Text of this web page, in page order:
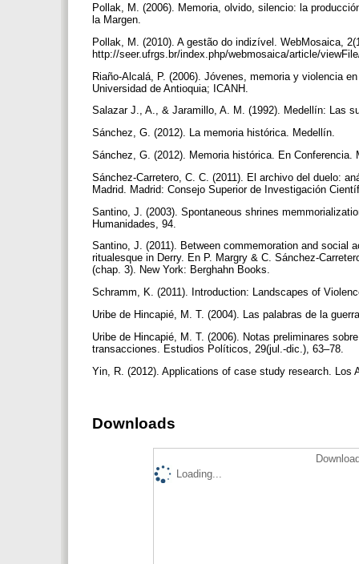
Pollak, M. (2006). Memoria, olvido, silencio: la
la Margen.
Pollak, M. (2010). A gestão do indizível. WebMosaica,
http://seer.ufrgs.br/index.php/webmosaica/article/
Riaño-Alcalá, P. (2006). Jóvenes, memoria y violencia
Universidad de Antioquia; ICANH.
Salazar J., A., & Jaramillo, A. M. (1992). Medellín: Las
Sánchez, G. (2012). La memoria histórica. Medellín.
Sánchez, G. (2012). Memoria histórica. En
Sánchez-Carretero, C. C. (2011). El archivo del duelo:
Madrid. Madrid: Consejo Superior de Investigación
Santino, J. (2003). Spontaneous shrines
Humanidades, 94.
Santino, J. (2011). Between commemoration and social
ritualesque in Derry. En P. Margry & C. Sánchez-
(chap. 3). New York: Berghahn Books.
Schramm, K. (2011). Introduction: Landscapes of
Uribe de Hincapié, M. T. (2004). Las palabras de la
Uribe de Hincapié, M. T. (2006). Notas preliminares
transacciones. Estudios Políticos, 29(jul.-dic.), 63–78.
Yin, R. (2012). Applications of case study research. Los
Downloads
Loading...